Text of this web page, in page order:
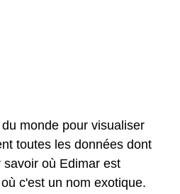
monde pour visualiser
toutes les données dont
où Edimar est
c'est un nom exotique.